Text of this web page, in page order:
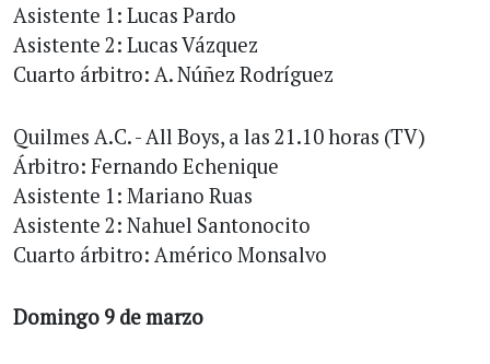
Asistente 1: Lucas Pardo
Asistente 2: Lucas Vázquez
Cuarto árbitro: A. Núñez Rodríguez
Quilmes A.C. - All Boys, a las 21.10 horas (TV)
Árbitro: Fernando Echenique
Asistente 1: Mariano Ruas
Asistente 2: Nahuel Santonocito
Cuarto árbitro: Américo Monsalvo
Domingo 9 de marzo